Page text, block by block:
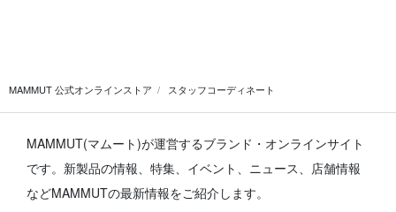
MAMMUT 公式オンラインストア スタッフコーディネート
MAMMUT(マムート)が運営するブランド・オンラインサイト
です。 新製品の情報、特集、イベント、ニュース、店舗情報
などMAMMUTの最新情報をご紹介します。